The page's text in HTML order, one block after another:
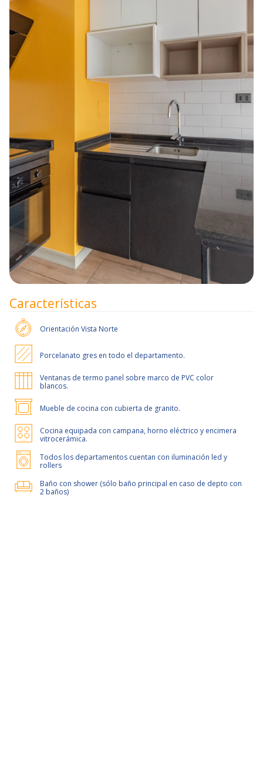
Características
Orientación Vista Norte
Porcelanato gres en todo el departamento.
Ventanas de termo panel sobre marco de PVC color
blancos.
Mueble de cocina con cubierta de granito.
Cocina equipada con campana, horno eléctrico y encimera
vitrocerámica.
Todos los departamentos cuentan con iluminación led y
rollers
Baño con shower (sólo baño principal en caso de depto con
2 baños)